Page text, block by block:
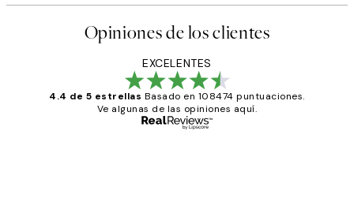
Opiniones de los clientes
EXCELENTES
4.4 de 5 estrellas Basado en 108474 puntuaciones.
Ve algunas de las opiniones aquí.